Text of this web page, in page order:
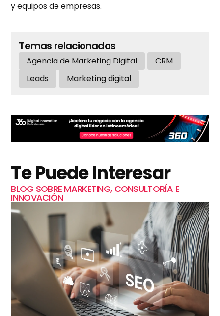
y equipos de empresas.
Temas relacionados
Agencia de Marketing Digital
CRM
Leads
Marketing digital
Te Puede Interesar
BLOG SOBRE MARKETING, CONSULTORÍA E
INNOVACIÓN